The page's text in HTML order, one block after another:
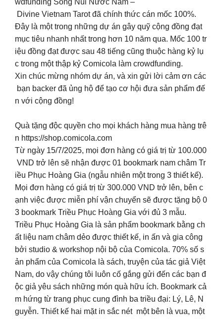
wdfunding Sông Núi Nước Nam –
Divine Vietnam Tarot đã chính thức cán mốc 100%.
Đây là một trong những dự án gây quỹ cộng đồng đạt
mục tiêu nhanh nhất trong hơn 10 năm qua. Mốc 100 tr
iệu đồng đạt được sau 48 tiếng cũng thuộc hàng kỷ lụ
c trong một thập kỷ Comicola làm crowdfunding.
Xin chúc mừng nhóm dự án, và xin gửi lời cảm ơn các
bạn backer đã ủng hộ để tạo cơ hội đưa sản phẩm đế
n với cộng đồng!
Quà tặng độc quyền cho mọi khách hàng mua hàng trê
n https://shop.comicola.com
Từ ngày 15/7/2025, mọi đơn hàng có giá trị từ 100.000
VND trở lên sẽ nhận được 01 bookmark nam châm Tr
iều Phục Hoàng Gia (ngẫu nhiên một trong 3 thiết kế).
Mọi đơn hàng có giá trị từ 300.000 VND trở lên, bên c
ạnh việc được miễn phí vận chuyển sẽ được tặng bộ 0
3 bookmark Triều Phục Hoàng Gia với đủ 3 mẫu.
Triều Phục Hoàng Gia là sản phẩm bookmark bằng ch
ất liệu nam châm dẻo được thiết kế, in ấn và gia công
bởi studio & workshop nội bộ của Comicola. 70% số s
ản phẩm của Comicola là sách, truyện của tác giả Việt
Nam, do vậy chúng tôi luôn cố gắng gửi đến các bạn đ
ộc giả yêu sách những món quà hữu ích. Bookmark cả
m hứng từ trang phục cung đình ba triều đại: Lý, Lê, N
guyễn. Thiết kế hai mặt in sắc nét một bên là vua, một